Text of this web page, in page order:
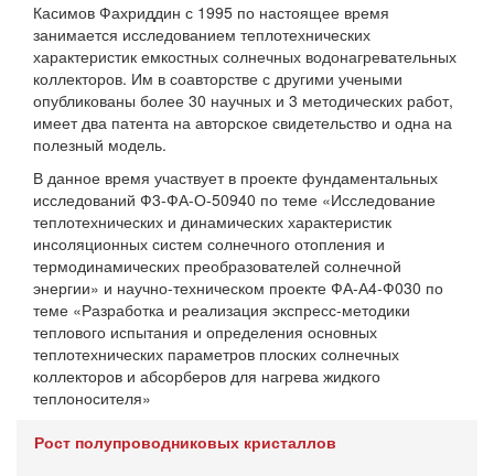
Касимов Фахриддин с 1995 по настоящее время
занимается исследованием теплотехнических
характеристик емкостных солнечных водонагревательных
коллекторов. Им в соавторстве с другими учеными
опубликованы более 30 научных и 3 методических работ,
имеет два патента на авторское свидетельство и одна на
полезный модель.
В данное время участвует в проекте фундаментальных
исследований Ф3-ФА-О-50940 по теме «Исследование
теплотехнических и динамических характеристик
инсоляционных систем солнечного отопления и
термодинамических преобразователей солнечной
энергии» и научно-техническом проекте ФА-А4-Ф030 по
теме «Разработка и реализация экспресс-методики
теплового испытания и определения основных
теплотехнических параметров плоских солнечных
коллекторов и абсорберов для нагрева жидкого
теплоносителя»
Рост полупроводниковых кристаллов